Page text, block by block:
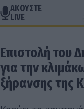
ΑΚΟΥΣΤΕ
LIVE
Επιστολή του
για την
ξήρανσης της